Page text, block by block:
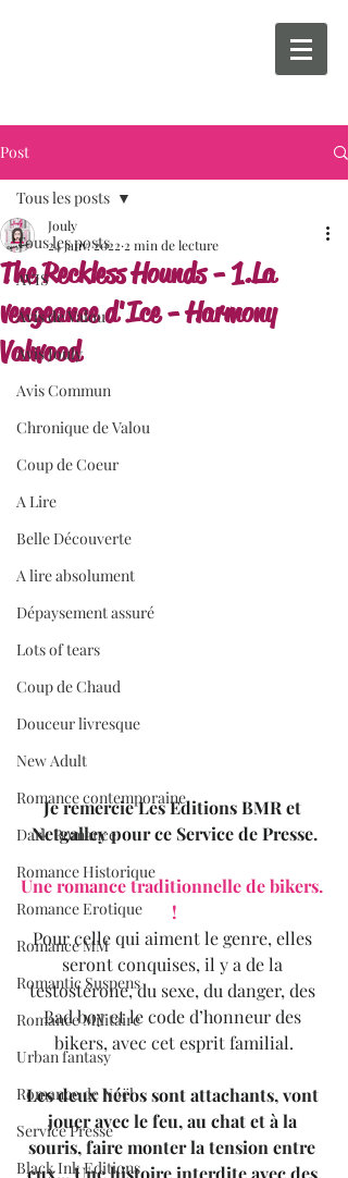
Post
Tous les posts
AVIS
Avis de Valou
Avis Jouly
Avis Commun
Chronique de Valou
Coup de Coeur
A Lire
Belle Découverte
A lire absolument
Dépaysement assuré
Lots of tears
Coup de Chaud
Douceur livresque
New Adult
Romance contemporaine
Dark Romance
Romance Historique
Romance Erotique
Romance MM
Romantic Suspens
Romance Militaire
Urban fantasy
Romance de Noël
Service Presse
Black Ink Editions
Tous les posts
The Reckless Hounds - 1.La
vengeance d'Ice - Harmony
Valwood
Jouly
24 janv. 2022 2 min de lecture
Je remercie Les Editions BMR et
Netgalley pour ce Service de Presse.
Une romance traditionnelle de bikers.
!
Pour celle qui aiment le genre, elles
seront conquises, il y a de la
testostérone, du sexe, du danger, des
Bad boy et le code d’honneur des
bikers, avec cet esprit familial.
Les deux héros sont attachants, vont
jouer avec le feu, au chat et à la
souris, faire monter la tension entre
eux... Une histoire interdite avec des